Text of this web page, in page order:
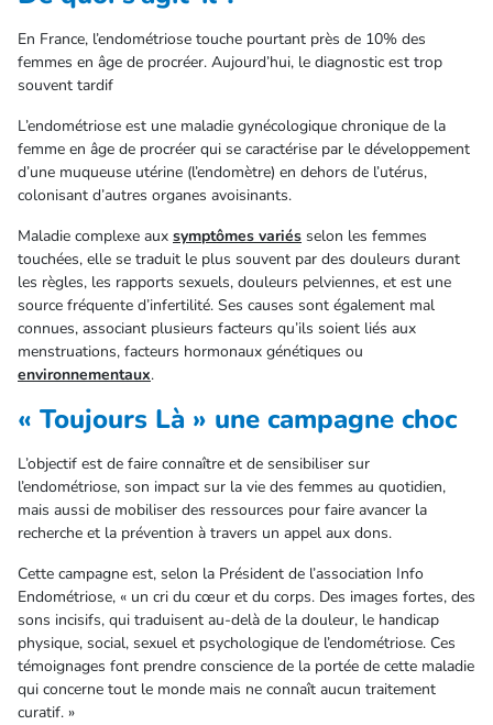
En France, l’endométriose touche pourtant près de 10% des
femmes en âge de procréer. Aujourd’hui, le diagnostic est trop
souvent tardif
L’endométriose est une maladie gynécologique chronique de la
femme en âge de procréer qui se caractérise par le développement
d’une muqueuse utérine (l’endomètre) en dehors de l’utérus,
colonisant d’autres organes avoisinants.
Maladie complexe aux symptômes variés selon les femmes
touchées, elle se traduit le plus souvent par des douleurs durant
les règles, les rapports sexuels, douleurs pelviennes, et est une
source fréquente d’infertilité. Ses causes sont également mal
connues, associant plusieurs facteurs qu’ils soient liés aux
menstruations, facteurs hormonaux génétiques ou
environnementaux.
« Toujours Là » une campagne choc
L’objectif est de faire connaître et de sensibiliser sur
l’endométriose, son impact sur la vie des femmes au quotidien,
mais aussi de mobiliser des ressources pour faire avancer la
recherche et la prévention à travers un appel aux dons.
Cette campagne est, selon la Président de l’association Info
Endométriose, « un cri du cœur et du corps. Des images fortes, des
sons incisifs, qui traduisent au-delà de la douleur, le handicap
physique, social, sexuel et psychologique de l’endométriose. Ces
témoignages font prendre conscience de la portée de cette maladie
qui concerne tout le monde mais ne connaît aucun traitement
curatif. »